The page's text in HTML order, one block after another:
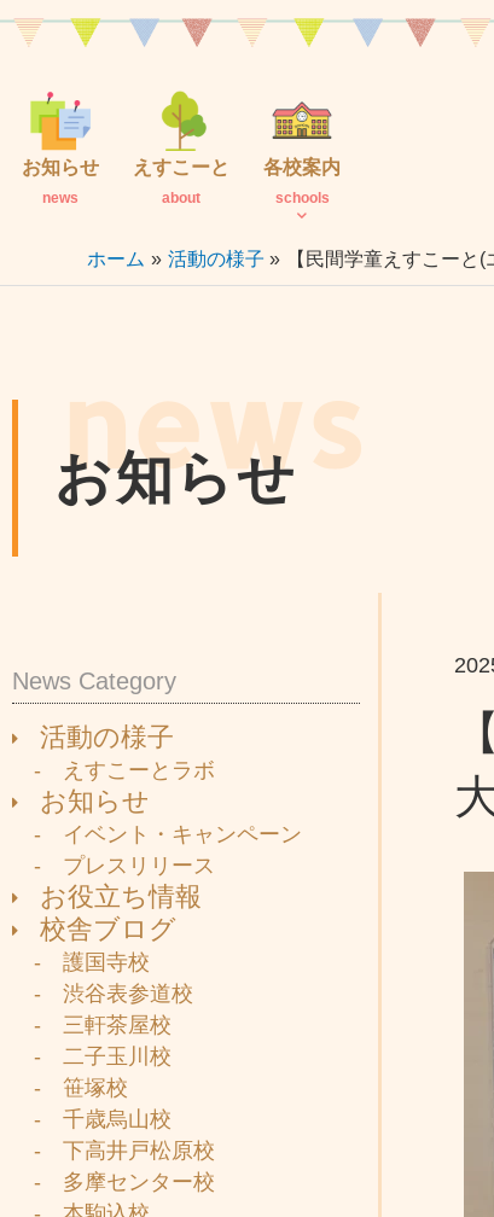
内
お知らせ
news
えすこーと
about
各校案内
schools
ホーム 活動の様子 【民間学童えすこーと
news
お知らせ
News Category
活動の様子
- えすこーとラボ
お知らせ
- イベント・キャンペーン
- プレスリリース
お役立ち情報
校舎ブログ
- 護国寺校
- 渋谷表参道校
- 三軒茶屋校
- 二子玉川校
- 笹塚校
- 千歳烏山校
- 下高井戸松原校
- 多摩センター校